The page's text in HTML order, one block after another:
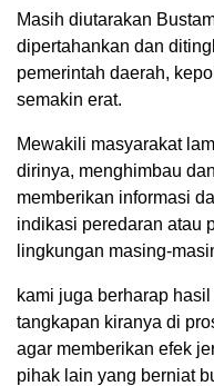
Masih diutarakan
dipertahankan dan
pemerintah daerah,
semakin erat.
Mewakili masyarakat
dirinya, menghimbau
memberikan informasi
indikasi peredaran atau
lingkungan masing-
kami juga berharap
tangkapan kiranya di
agar memberikan efek
pihak lain yang berniat